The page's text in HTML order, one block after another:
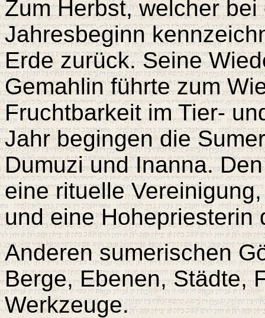
Zum Herbst, welcher
Jahresbeginn
Erde zurück. Seine
Gemahlin führte zum
Fruchtbarkeit im Tier-
Jahr begingen die
Dumuzi und Inanna.
eine rituelle
und eine Hohepriesterin
Anderen sumerischen
Berge, Ebenen, Städte,
Werkzeuge.